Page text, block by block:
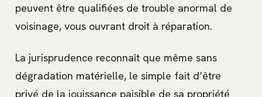
peuvent être qualifiées de trouble anormal de
voisinage, vous ouvrant droit à réparation.
La jurisprudence reconnaît que même sans
dégradation matérielle, le simple fait d’être
privé de la jouissance paisible de sa propriété